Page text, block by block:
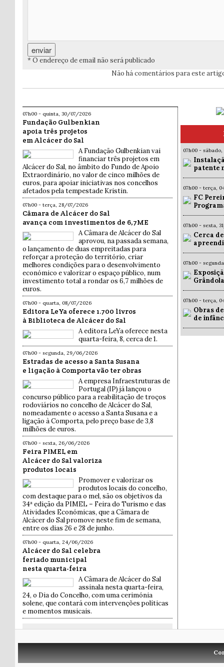
* O endereço de email não será publicado
Não há comentários para este
07h00 - quinta, 30/07/2026
Fundação Gulbenkian
apoia três projetos
em Alcácer do Sal
A Fundação Gulbenkian vai
financiar três projetos em
Alcácer do Sal, no âmbito do Fundo de Apoio
Extraordinário, no valor de cinco milhões de
euros, para apoiar iniciativas nos concelhos
afetados pela tempestade Kristin.
07h00 - terça, 28/07/2026
Câmara de Alcácer do Sal
avança com investimentos de 6,7ME
A Câmara de Alcácer do Sal
aprovou, na passada semana,
o lançamento de duas empreitadas para
reforçar a proteção do território, criar
melhores condições para o desenvolvimento
económico e valorizar o espaço público, num
investimento total a rondar os 6,7 milhões de
euros.
07h00 - quarta, 08/07/2026
Editora LeYa oferece 1.700 livros
à Biblioteca de Alcácer do Sal
A editora LeYa oferece nesta
quarta-feira, 8, cerca de 1.
07h00 - segunda, 29/06/2026
Estradas de acesso a Santa Susana
e ligação à Comporta vão ter obras
A empresa Infraestruturas de
Portugal (IP) já lançou o
concurso público para a reabilitação de troços
rodoviários no concelho de Alcácer do Sal,
nomeadamente o acesso a Santa Susana e a
ligação à Comporta, pelo preço base de 3,8
milhões de euros.
07h00 - sexta, 26/06/2026
Feira PIMEL em
Alcácer do Sal valoriza
produtos locais
Promover e valorizar os
produtos locais do concelho,
com destaque para o mel, são os objetivos da
34ª edição da PIMEL – Feira do Turismo e das
Atividades Económicas, que a Câmara de
Alcácer do Sal promove neste fim de semana,
entre os dias 26 e 28 de junho.
07h00 - quarta, 24/06/2026
Alcácer do Sal celebra
feriado municipal
nesta quarta-feira
A Câmara de Alcácer do Sal
assinala nesta quarta-feira,
24, o Dia do Concelho, com uma cerimónia
solene, que contará com intervenções políticas
e momentos musicais.
07h00 -
patente
07h00 - terça,
FC
07h00 - sexta,
Cerca
07h00 -
07h00 - terça,
Obras
de